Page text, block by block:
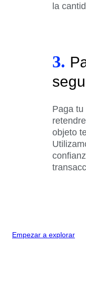
la
3.
Paga
objeto
Empezar a explorar